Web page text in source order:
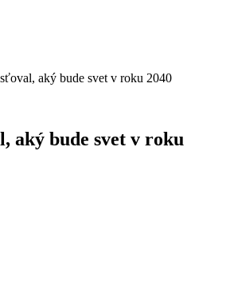
aký bude svet v roku 2040
aký bude svet v roku